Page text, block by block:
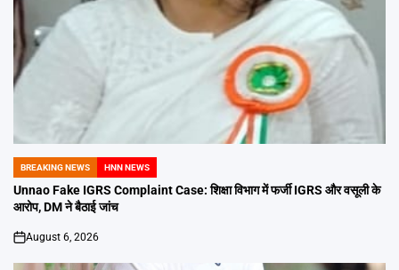
POSTED
IN
BREAKING NEWS HNN NEWS
Unnao Fake IGRS Complaint Case: शिक्षा विभाग में फर्जी IGRS और वसूली के
आरोप, DM ने बैठाई जांच
on
August 6, 2026